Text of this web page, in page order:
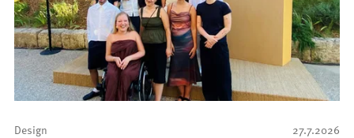
27.7.2026
Design